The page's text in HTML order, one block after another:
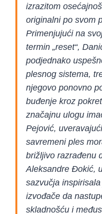
izrazitom
originalni po svom
Primenjujući na
termin „reset“,
podjednako
plesnog sistema,
njegovo ponovno
buđenje kroz
značajnu ulogu
Pejović,
savremeni ples
brižljivo razrađenu
Aleksandre Đokić,
sazvučja
izvođače da
skladnošću i